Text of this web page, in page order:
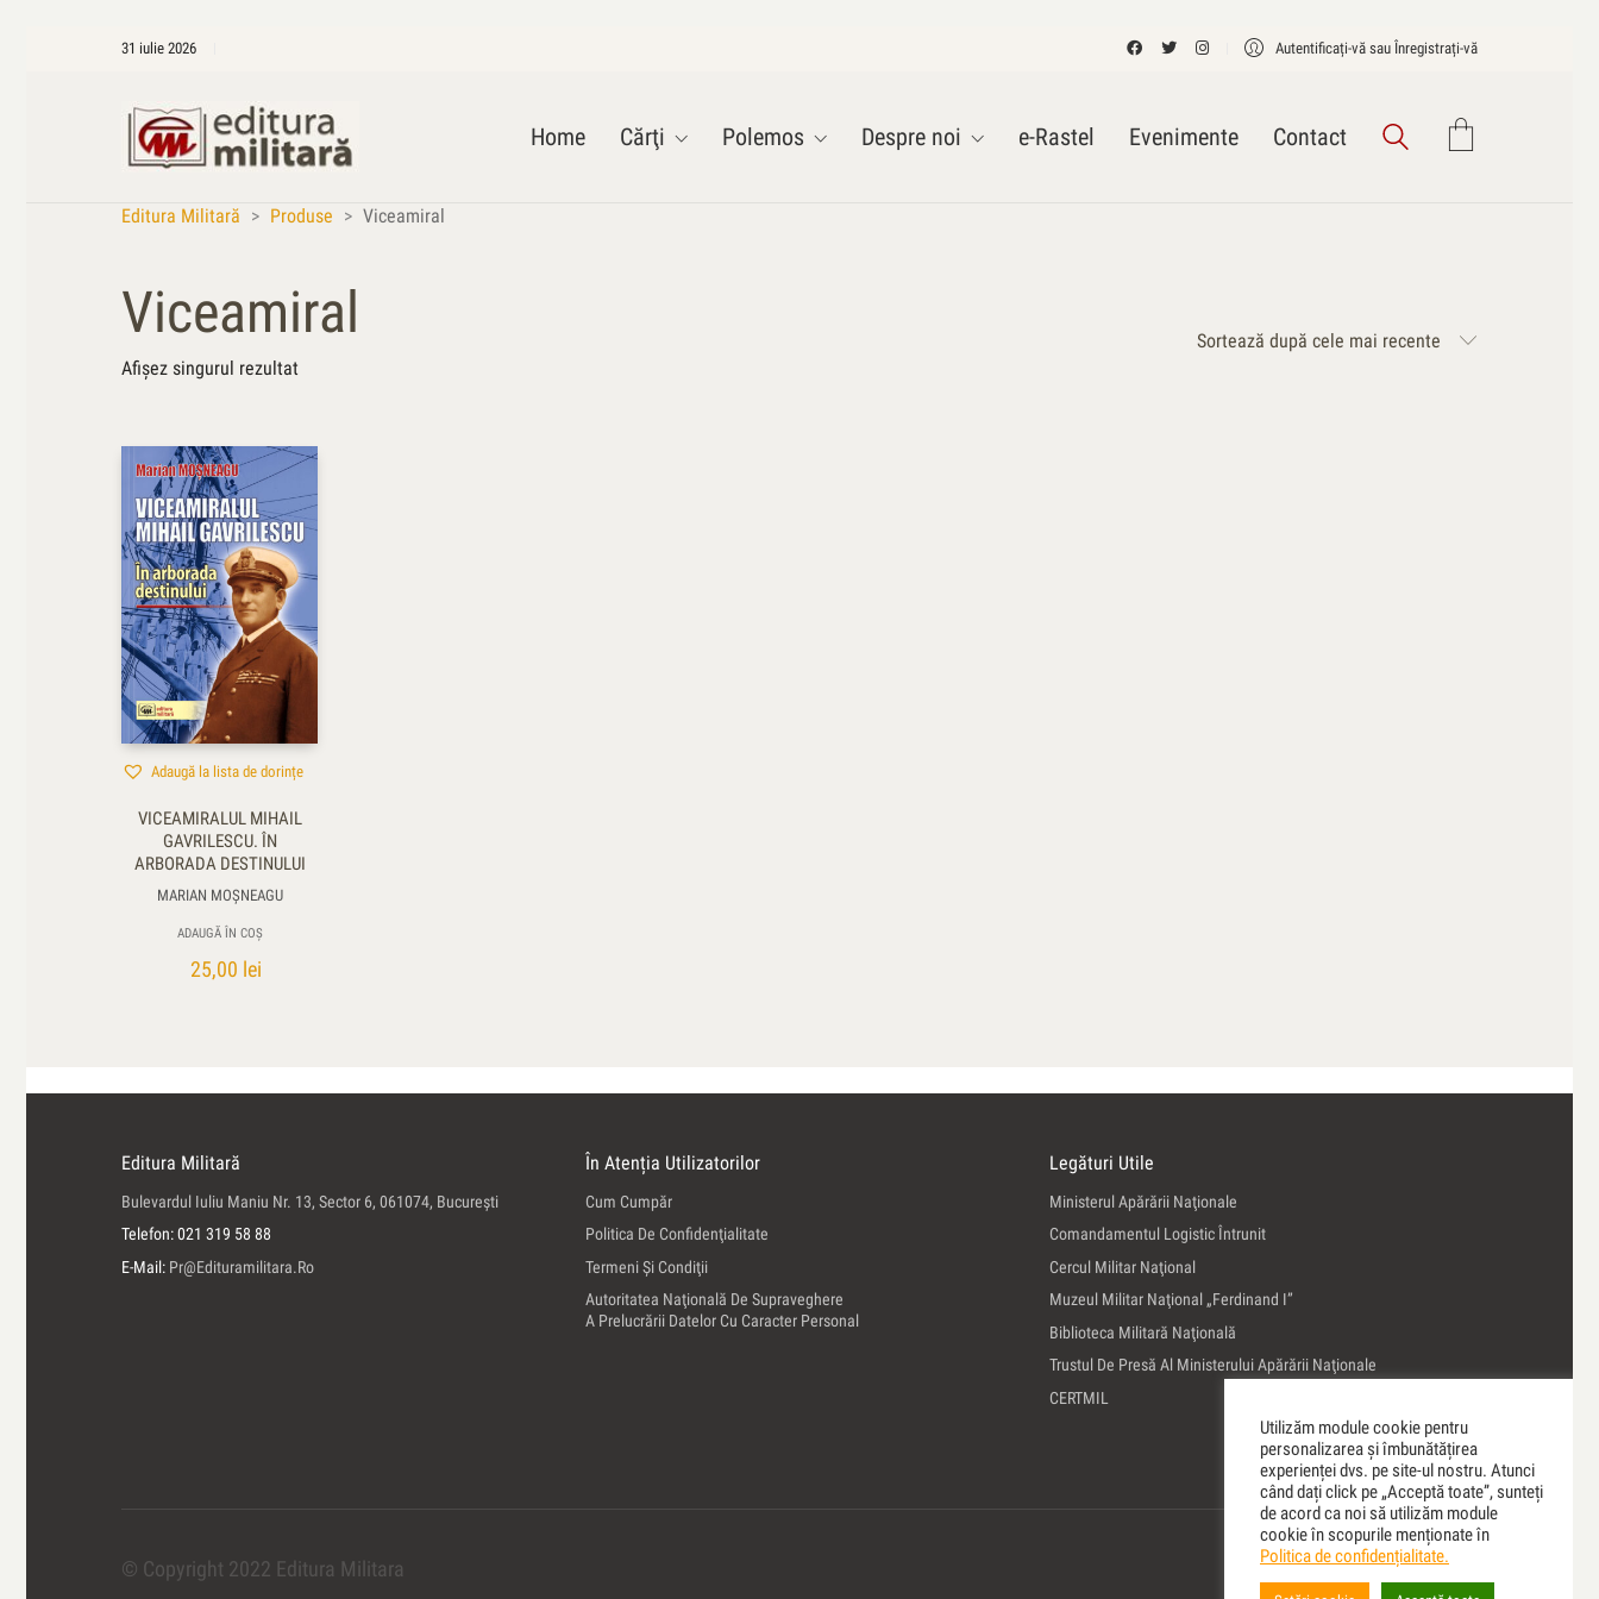
31 iulie 2026 Autentificați-vă sau Înregistrați-vă
Home Cărţi Polemos Despre noi e-Rastel Evenimente Contact
Editura Militară > Produse > Viceamiral
Viceamiral
Afișez singurul rezultat
Sortează după cele mai recente
Adaugă la lista de dorințe
VICEAMIRALUL MIHAIL
GAVRILESCU. ÎN
ARBORADA DESTINULUI
MARIAN MOŞNEAGU
ADAUGĂ ÎN COȘ
25,00 lei
Editura Militară
Bulevardul Iuliu Maniu Nr. 13, Sector 6, 061074, Bucureşti
Telefon: 021 319 58 88
E-Mail: Pr@edituramilitara.ro
În Atenția Utilizatorilor
Cum Cumpăr
Politica De Confidenţialitate
Termeni Şi Condiţii
Autoritatea Naţională De Supraveghere
A Prelucrării Datelor Cu Caracter Personal
Legături Utile
Ministerul Apărării Naţionale
Comandamentul Logistic Întrunit
Cercul Militar Naţional
Muzeul Militar Naţional „Ferdinand I”
Biblioteca Militară Naţională
Trustul De Presă Al Ministerului Apărării Naţionale
CERTMIL
© Copyright 2022 Editura Militara
Utilizăm module cookie pentru
personalizarea și îmbunătățirea
experienței dvs. pe site-ul nostru. Atunci
când dați click pe „Acceptă toate”, sunteți
de acord ca noi să utilizăm module
cookie în scopurile menționate în
Politica de confidențialitate.